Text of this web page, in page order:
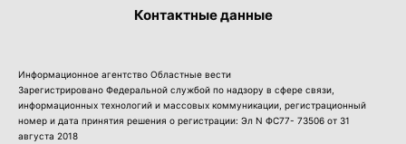
Контактные данные
Информационное агентство Областные вести
Зарегистрировано Федеральной службой по надзору в сфере связи,
информационных технологий и массовых коммуникации, регистрационный
номер и дата принятия решения о регистрации: Эл N ФС77- 73506 от 31
августа 2018